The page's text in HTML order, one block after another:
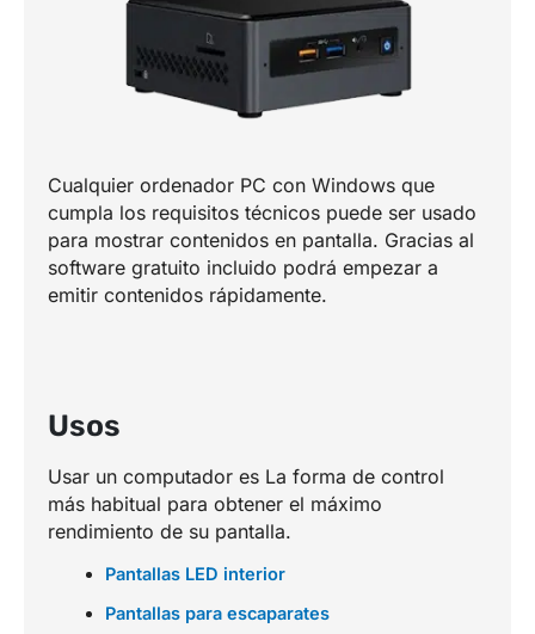
Cualquier ordenador PC con Windows que
cumpla los requisitos técnicos puede ser usado
para mostrar contenidos en pantalla. Gracias al
software gratuito incluido podrá empezar a
emitir contenidos rápidamente.
Usos
Usar un computador es La forma de control
más habitual para obtener el máximo
rendimiento de su pantalla.
Pantallas LED interior
Pantallas para escaparates